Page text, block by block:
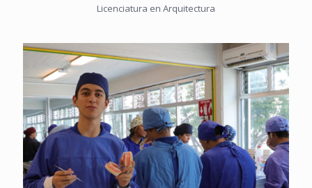
Licenciatura en Arquitectura